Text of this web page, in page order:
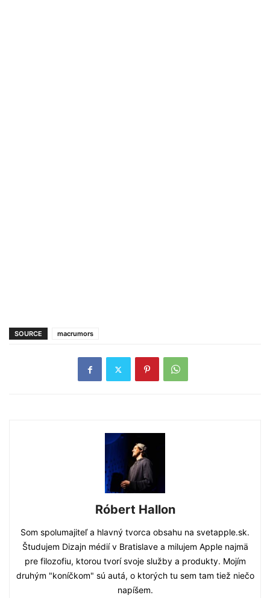
SOURCE macrumors
Róbert Hallon
Som spolumajiteľ a hlavný tvorca obsahu na svetapple.sk.
Študujem Dizajn médií v Bratislave a milujem Apple najmä
pre filozofiu, ktorou tvorí svoje služby a produkty. Mojím
druhým "koníčkom" sú autá, o ktorých tu sem tam tiež niečo
napíšem.